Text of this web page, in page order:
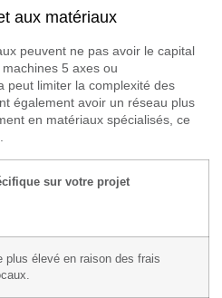
aux matériaux
peuvent ne pas avoir le capital
5 axes ou
peut limiter la complexité des
également avoir un réseau plus
en matériaux spécialisés, ce
sur votre projet
plus élevé en raison des frais